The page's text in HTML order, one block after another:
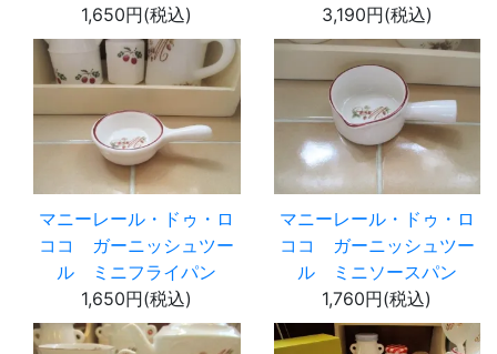
1,650円(税込)
3,190円(税込)
マニーレール・ドゥ・ロ
ココ ガーニッシュツー
ル ミニフライパン
1,650円(税込)
マニーレール・ドゥ・ロ
ココ ガーニッシュツー
ル ミニソースパン
1,760円(税込)